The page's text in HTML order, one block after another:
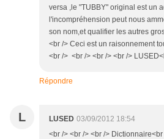
versa ,le "TUBBY" original est un
l'incompréhension peut nous
son nom,et qualifier les autres
<br /> Ceci est un raisonnement
<br /> <br /> <br /> <br />
Répondre
L LUSED 03/09/2012 18:54
<br /> <br /> <br />